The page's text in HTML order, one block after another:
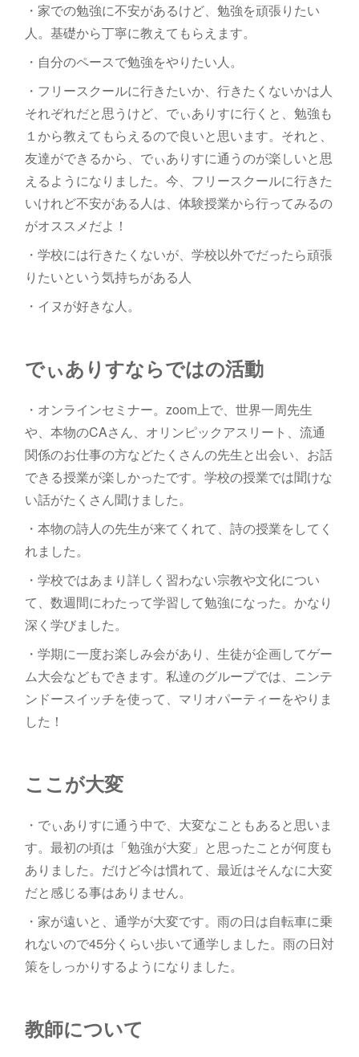
・家での勉強に不安があるけど、勉強を頑張りたい
人。基礎から丁寧に教えてもらえます。
・自分のペースで勉強をやりたい人。
・フリースクールに行きたいか、行きたくないかは人
それぞれだと思うけど、でぃありすに行くと、勉強も
１から教えてもらえるので良いと思います。それと、
友達ができるから、でぃありすに通うのが楽しいと思
えるようになりました。今、フリースクールに行きた
いけれど不安がある人は、体験授業から行ってみるの
がオススメだよ！
・学校には行きたくないが、学校以外でだったら頑張
りたいという気持ちがある人
・イヌが好きな人。
でぃありすならではの活動
・オンラインセミナー。zoom上で、世界一周先生
や、本物のCAさん、オリンピックアスリート、流通
関係のお仕事の方などたくさんの先生と出会い、お話
できる授業が楽しかったです。学校の授業では聞けな
い話がたくさん聞けました。
・本物の詩人の先生が来てくれて、詩の授業をしてく
れました。
・学校ではあまり詳しく習わない宗教や文化につい
て、数週間にわたって学習して勉強になった。かなり
深く学びました。
・学期に一度お楽しみ会があり、生徒が企画してゲー
ム大会などもできます。私達のグループでは、ニンテ
ンドースイッチを使って、マリオパーティーをやりま
した！
ここが大変
・でぃありすに通う中で、大変なこともあると思いま
す。最初の頃は「勉強が大変」と思ったことが何度も
ありました。だけど今は慣れて、最近はそんなに大変
だと感じる事はありません。
・家が遠いと、通学が大変です。雨の日は自転車に乗
れないので45分くらい歩いて通学しました。雨の日対
策をしっかりするようになりました。
教師について